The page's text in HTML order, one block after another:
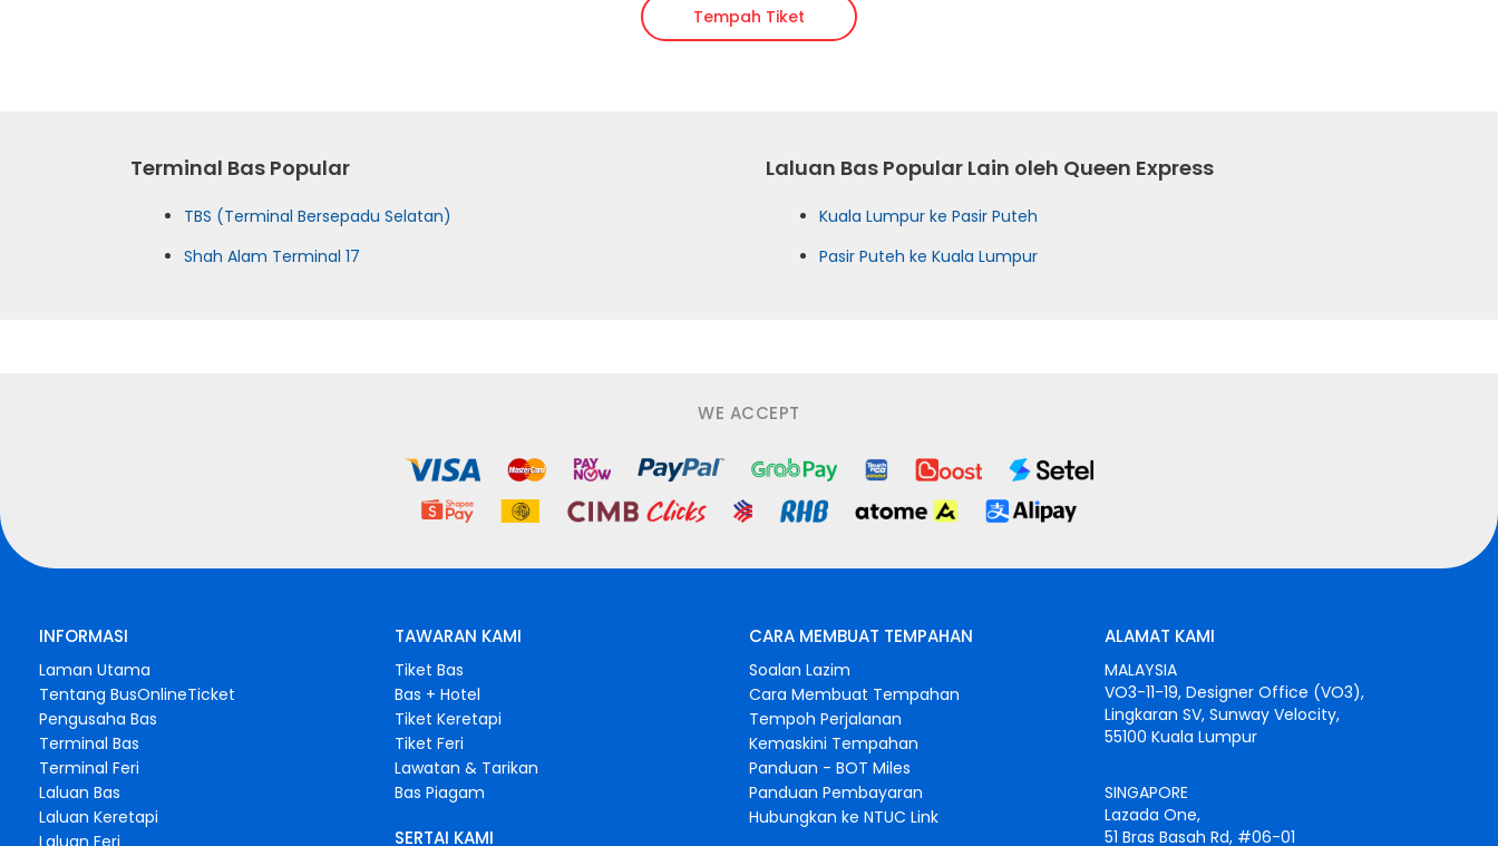
Tempah Tiket
Terminal Bas Popular
TBS (Terminal Bersepadu Selatan)
Shah Alam Terminal 17
Laluan Bas Popular Lain oleh Queen Express
Kuala Lumpur ke Pasir Puteh
Pasir Puteh ke Kuala Lumpur
WE ACCEPT
INFORMASI
Laman Utama
Tentang BusOnlineTicket
Pengusaha Bas
Terminal Bas
Terminal Feri
Laluan Bas
Laluan Keretapi
Laluan Feri
TAWARAN KAMI
Tiket Bas
Bas + Hotel
Tiket Keretapi
Tiket Feri
Lawatan & Tarikan
Bas Piagam
SERTAI KAMI
CARA MEMBUAT TEMPAHAN
Soalan Lazim
Cara Membuat Tempahan
Tempoh Perjalanan
Kemaskini Tempahan
Panduan - BOT Miles
Panduan Pembayaran
Hubungkan ke NTUC Link
ALAMAT KAMI
MALAYSIA
VO3-11-19, Designer Office (VO3),
Lingkaran SV, Sunway Velocity,
55100 Kuala Lumpur
SINGAPORE
Lazada One,
51 Bras Basah Rd, #06-01